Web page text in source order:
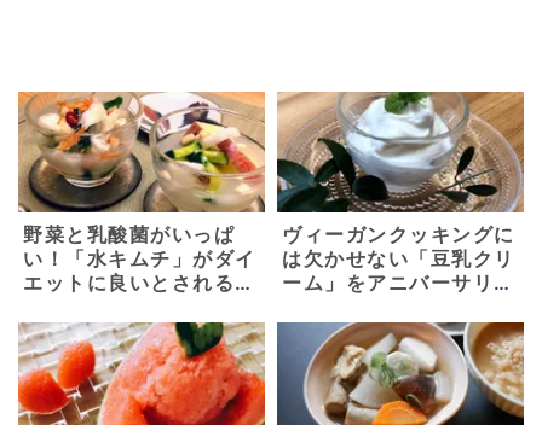
野菜と乳酸菌がいっぱ
い！「水キムチ」がダイ
エットに良いとされる理
素と二種類の水キムチ～
ヴィーガンクッキングに
は欠かせない「豆乳クリ
ーム」をアニバーサリー
に教えてもらいました！